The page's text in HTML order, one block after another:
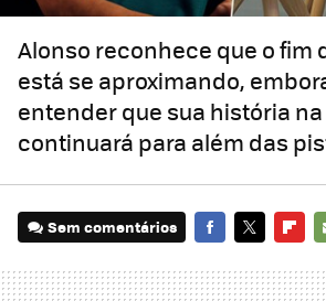
Alonso reconhece que o fim
está se aproximando,
entender que sua história na
continuará para além das
Sem comentários